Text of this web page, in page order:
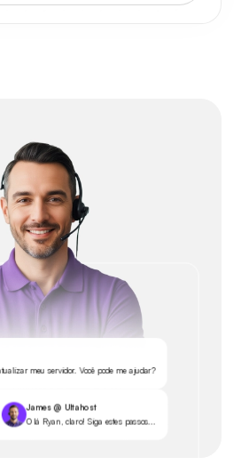
meu servidor. Você pode me ajudar?
James @ Ultahost
Olá Ryan, claro! Siga estes passos...